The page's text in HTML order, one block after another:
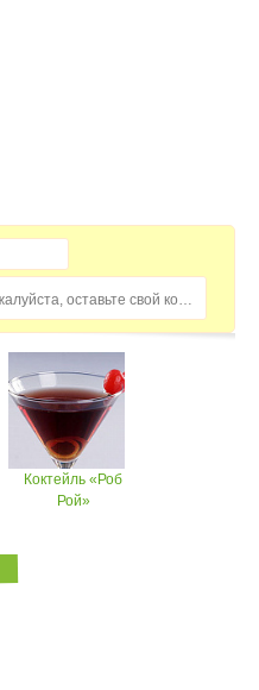
Домохозяйка, пожалуйста, оставьте свой комментарий...
Коктейль «Роб
Рой»